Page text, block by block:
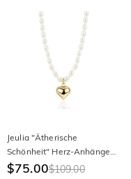
Jeulia "Ätherische
Schönheit" Herz-Anhänger
Weiße Perlenkette
$75.00$109.00